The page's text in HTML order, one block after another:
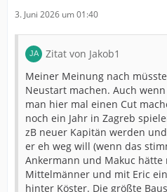
3. Juni 2026 um 01:40
Zitat von Jakob1
Meiner Meinung nach
Neustart machen. Auch
man hier mal einen Cut
noch ein Jahr in Zagreb
zB neuer Kapitän werden
er eh weg will (wenn das
Ankermann und Makuc hätte
Mittelmänner und mit Eric
hinter Köster. Die größte